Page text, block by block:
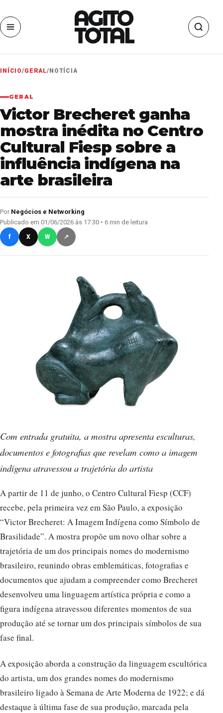
INÍCIO/GERAL/ NOTÍCIA
GERAL
Victor Brecheret ganha
mostra inédita no Centro
Cultural Fiesp sobre a
influência indígena na
arte brasileira
Por Negócios e Networking
Publicado em 01/06/2026 às 17:30 • 6 min de leitura
f X W ↗
Com entrada gratuita, a mostra apresenta esculturas,
documentos e fotografias que revelam como a imagem
indígena atravessou a trajetória do artista
A partir de 11 de junho, o Centro Cultural Fiesp (CCF)
recebe, pela primeira vez em São Paulo, a exposição
“Victor Brecheret: A Imagem Indígena como Símbolo de
Brasilidade”. A mostra propõe um novo olhar sobre a
trajetória de um dos principais nomes do modernismo
brasileiro, reunindo obras emblemáticas, fotografias e
documentos que ajudam a compreender como Brecheret
desenvolveu uma linguagem artística própria e como a
figura indígena atravessou diferentes momentos de sua
produção até se tornar um dos principais símbolos de sua
fase final.
A exposição aborda a construção da linguagem escultórica
do artista, um dos grandes nomes do modernismo
brasileiro ligado à Semana de Arte Moderna de 1922; e dá
destaque à última fase de sua produção, marcada pela